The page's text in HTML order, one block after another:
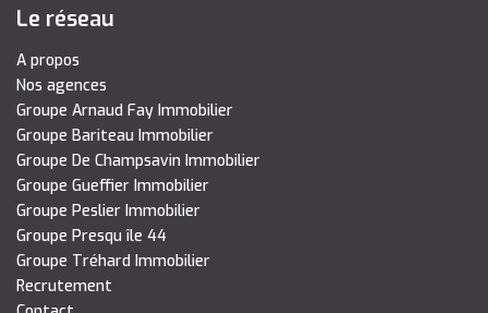
Le réseau
A propos
Nos agences
Groupe Arnaud Fay Immobilier
Groupe Bariteau Immobilier
Groupe De Champsavin Immobilier
Groupe Gueffier Immobilier
Groupe Peslier Immobilier
Groupe Presqu île 44
Groupe Tréhard Immobilier
Recrutement